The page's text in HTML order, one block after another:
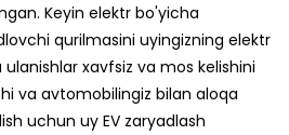
Keyin elektr bo'yicha
qurilmasini uyingizning elektr
xavfsiz va mos kelishini
va avtomobilingiz bilan aloqa
uchun uy EV zaryadlash